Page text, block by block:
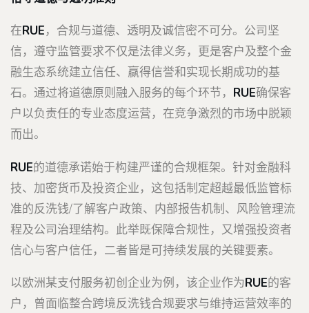
在RUE，合规与道德、透明及诚信密不可分。公司坚
信，遵守监管要求不仅是法律义务，更是客户及整个金
融生态系统建立信任、赢得信誉和实现长期成功的基
石。通过将道德原则融入服务的每个环节， RUE确保客
户以负责任的专业态度运营，在竞争激烈的市场中脱颖
而出。
RUE的道德承诺始于构建严谨的合规框架。针对金融科
技、加密货币及投资企业，这包括制定超越最低监管标
准的反洗钱/了解客户政策、内部报告机制、风险管理流
程及公司治理结构。此举既保障合规性，又增强投资者
信心与客户信任，二者皆是可持续发展的关键要素。
以欧洲某支付服务初创企业为例，该企业作为RUE的客
户，曾面临整合跨境反洗钱合规要求与维持运营效率的